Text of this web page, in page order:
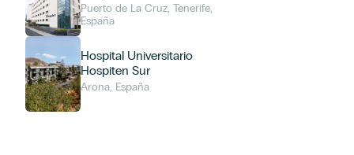
Puerto de La Cruz, Tenerife,
España
Hospital Universitario
Hospiten Sur
Arona, España